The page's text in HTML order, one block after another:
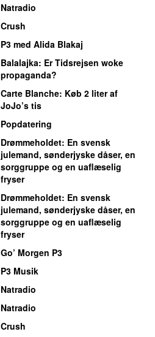
Natradio
Crush
P3 med Alida Blakaj
Balalajka: Er Tidsrejsen woke
propaganda?
Carte Blanche: Køb 2 liter af
JoJo’s tis
Popdatering
Drømmeholdet: En svensk
julemand, sønderjyske dåser, en
sorggruppe og en uaflæselig
fryser
Drømmeholdet: En svensk
julemand, sønderjyske dåser, en
sorggruppe og en uaflæselig
fryser
Go’ Morgen P3
P3 Musik
Natradio
Natradio
Crush